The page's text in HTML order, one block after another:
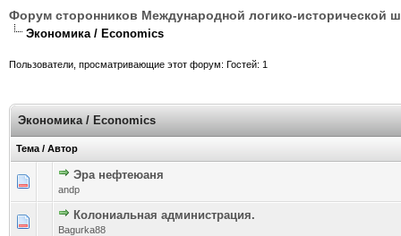
Форум сторонников Международной логико-исторической
Экономика / Economics
Пользователи, просматривающие этот форум: Гостей: 1
Экономика / Economics
Тема / Автор
Эра нефтеюаня
andp
Голосов: 0 - Средняя оценка: 0 из 5
Колониальная администрация.
Bagurka88
Голосов: 0 - Средняя оценка: 0 из 5
12345